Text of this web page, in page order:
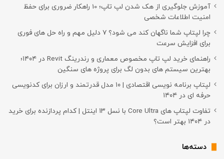
آموزش جلوگیری از هک شدن لپ تاپ؛ 10 راهکار ضروری برای حفظ
امنیت اطلاعات شخصی
چرا لپتاپ شما ناگهان کند می شود؟ ۷ دلیل مهم و راه حل های فوری
برای افزایش سرعت
راهنمای خرید لپ تاپ مخصوص معماری و رندرینگ Revit در ۱۴۰۴؛
بهترین سیستم های بدون لگ برای پروژه های سنگین
لپتاپ برنامه نویسی اقتصادی | ۱۰ مدل قدرتمند و ارزان برای کدنویسی
حرفه ای در ۱۴۰۴
تفاوت لپتاپ های Core Ultra با نسل ۱۳ اینتل | کدام پردازنده برای خرید
در ۱۴۰۴ بهتر است؟
دسته‌ها